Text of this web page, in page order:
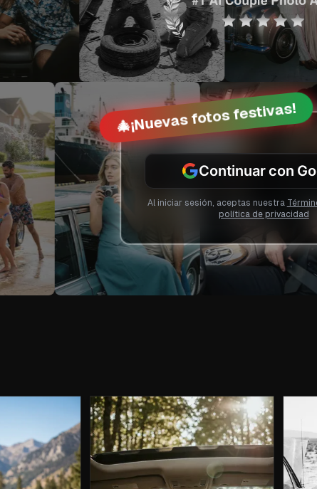
🎄¡Nuevas fotos festivas!
Continuar con
Al iniciar sesión, aceptas nuestra
política de privacidad